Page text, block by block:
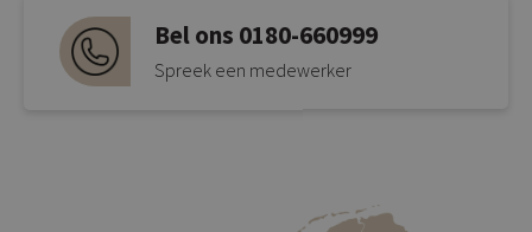
Bel ons 0180-660999
Spreek een medewerker